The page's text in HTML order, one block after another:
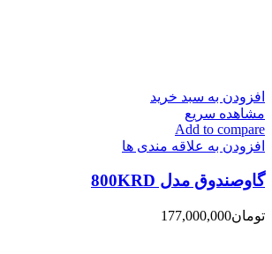
افزودن به سبد خرید
مشاهده سریع
Add to compare
افزودن به علاقه مندی ها
گاوصندوق مدل 800KRD
تومان177,000,000